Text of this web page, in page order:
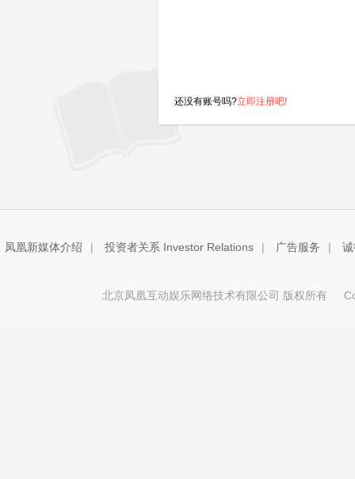
还没有账号吗?立即注册吧!
凤凰新媒体介绍 | 投资者关系 Investor Relations | 广告服务 |
北京凤凰互动娱乐网络技术有限公司 版权所有